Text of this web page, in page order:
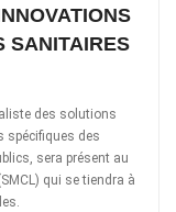
SANITAIRES
des solutions
spécifiques des
sera présent au
qui se tiendra à